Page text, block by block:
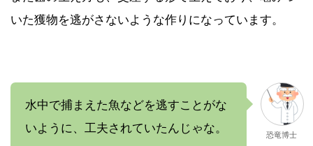
いた獲物を逃がさないような作りになっています。
水中で捕まえた魚などを逃すことがな
いように、工夫されていたんじゃな。
恐竜博士